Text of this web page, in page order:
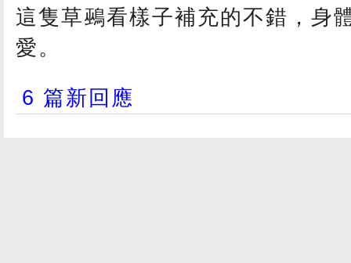
這隻草鵐看樣子補充的不錯，身
愛。
6 篇新回應